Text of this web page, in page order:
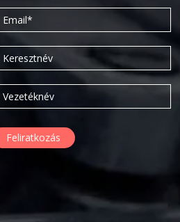
2017. április
2017. március
2016. november
2016. június